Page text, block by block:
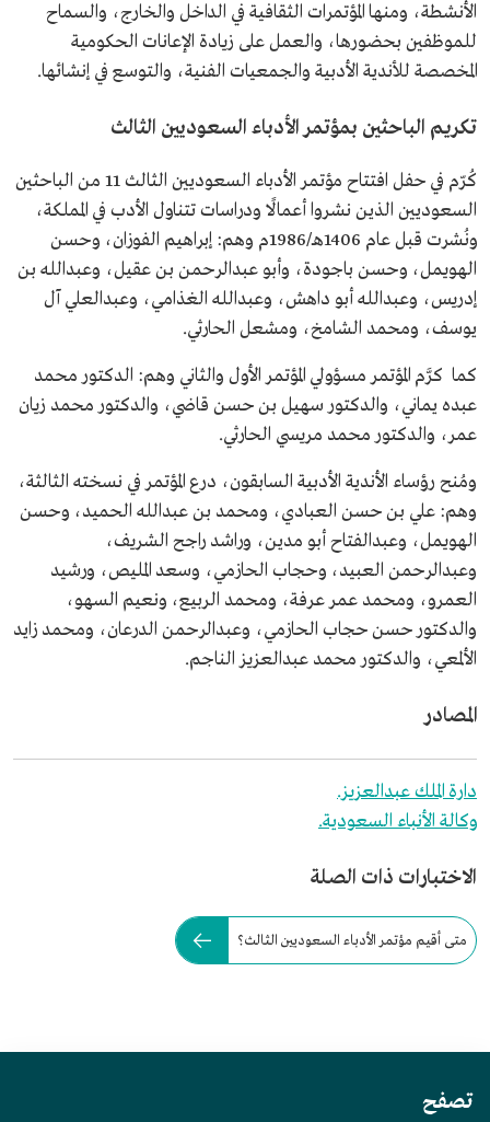
الأنشطة، ومنها المؤتمرات الثقافية في الداخل والخارج، والسماح
للموظفين بحضورها، والعمل على زيادة الإعانات الحكومية
المخصصة للأندية الأدبية والجمعيات الفنية، والتوسع في إنشائها.
تكريم الباحثين بمؤتمر الأدباء السعوديين الثالث
كُرّم في حفل افتتاح مؤتمر الأدباء السعوديين الثالث 11 من الباحثين
السعوديين الذين نشروا أعمالًا ودراسات تتناول الأدب في المملكة،
ونُشرت قبل عام 1406هـ/1986م وهم: إبراهيم الفوزان، وحسن
الهويمل، وحسن باجودة، وأبو عبدالرحمن بن عقيل، وعبدالله بن
إدريس، وعبدالله أبو داهش، وعبدالله الغذامي، وعبدالعلي آل
يوسف، ومحمد الشامخ، ومشعل الحارثي.
كما كرَّم المؤتمر مسؤولي المؤتمر الأول والثاني وهم: الدكتور محمد
عبده يماني، والدكتور سهيل بن حسن قاضي، والدكتور محمد زيان
عمر، والدكتور محمد مريسي الحارثي.
ومُنح رؤساء الأندية الأدبية السابقون، درع المؤتمر في نسخته الثالثة،
وهم: علي بن حسن العبادي، ومحمد بن عبدالله الحميد، وحسن
الهويمل، وعبدالفتاح أبو مدين، وراشد راجح الشريف،
وعبدالرحمن العبيد، وحجاب الحازمي، وسعد المليص، ورشيد
العمرو، ومحمد عمر عرفة، ومحمد الربيع، ونعيم السهو،
والدكتور حسن حجاب الحازمي، وعبدالرحمن الدرعان، ومحمد زايد
الألمعي، والدكتور محمد عبدالعزيز الناجم.
المصادر
دارة الملك عبدالعزيز.
وكالة الأنباء السعودية.
الاختبارات ذات الصلة
متى أقيم مؤتمر الأدباء السعوديين الثالث؟
تصفح